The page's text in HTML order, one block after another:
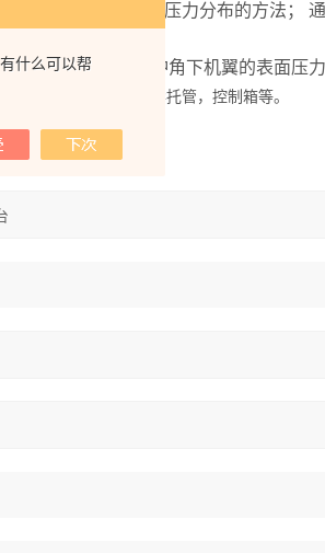
什么可以帮
流物体时物体表面压力分布的方法；
分布相比较。
法； 测定在不同冲角下机翼的表面压力
管微压计，坐标尺，毕托管，控制箱等。
管。